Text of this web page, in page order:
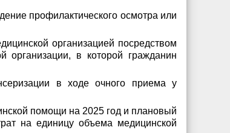
профилактического осмотра или
организацией посредством
в которой гражданин
в ходе очного приема у
помощи на 2025 год и плановый
на единицу объема медицинской